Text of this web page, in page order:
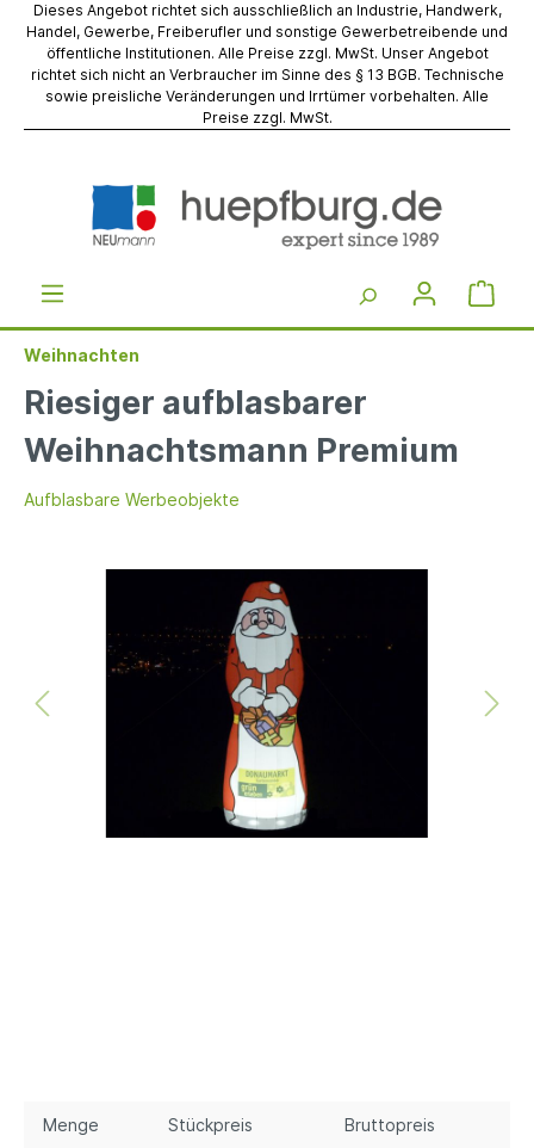
Dieses Angebot richtet sich ausschließlich an Industrie, Handwerk,
Handel, Gewerbe, Freiberufler und sonstige Gewerbetreibende und
öffentliche Institutionen. Alle Preise zzgl. MwSt. Unser Angebot
richtet sich nicht an Verbraucher im Sinne des § 13 BGB. Technische
sowie preisliche Veränderungen und Irrtümer vorbehalten. Alle
Preise zzgl. MwSt.
Weihnachten
Riesiger aufblasbarer
Weihnachtsmann Premium
Aufblasbare Werbeobjekte
Menge Stückpreis Bruttopreis